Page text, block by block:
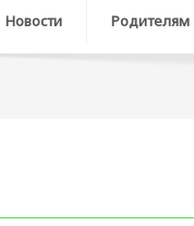
Новocти Родителям